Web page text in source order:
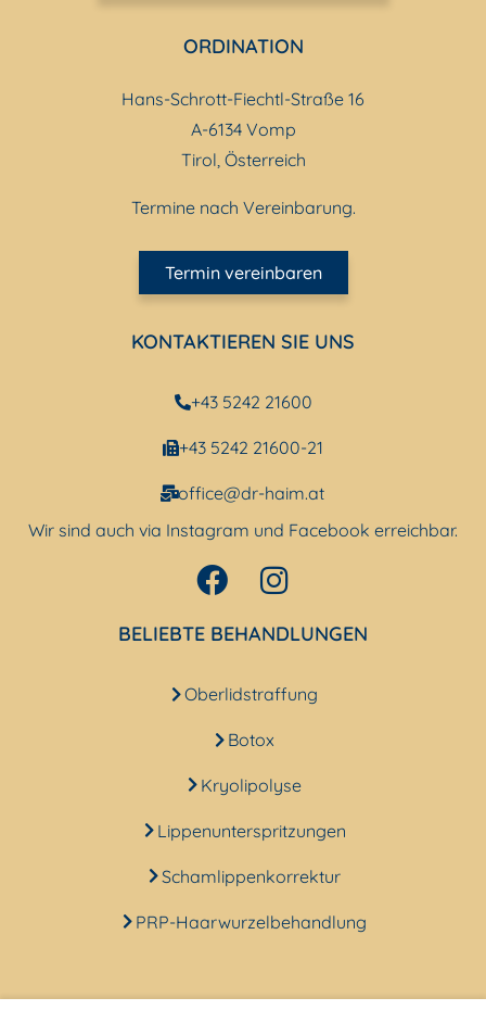
ORDINATION
Hans-Schrott-Fiechtl-Straße 16
A-6134 Vomp
Tirol, Österreich
Termine nach Vereinbarung.
Termin vereinbaren
KONTAKTIEREN SIE UNS
+43 5242 21600
+43 5242 21600-21
office@dr-haim.at
Wir sind auch via Instagram und Facebook erreichbar.
BELIEBTE BEHANDLUNGEN
Oberlidstraffung
Botox
Kryolipolyse
Lippenunterspritzungen
Schamlippenkorrektur
PRP-Haarwurzelbehandlung